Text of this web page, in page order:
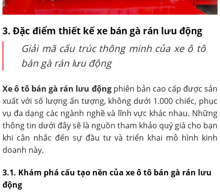
3. Đặc điểm thiết kế xe bán gà rán lưu động
Giải mã cấu trúc thông minh của xe ô tô
bán gà rán lưu động
Xe ô tô bán gà rán lưu độngphiên bản cao cấp được sản
xuất với số lượng ấn tượng, không dưới 1.000 chiếc, phục
vụ đa dạng các ngành nghề và lĩnh vực khác nhau. Những
thông tin dưới đây sẽ là nguồn tham khảo quý giá cho bạn
khi cân nhắc đến sự đầu tư và triển khai mô hình kinh
doanh này.
3.1. Khám phá cấu tạo nền của xe ô tô bán gà rán lưu
động